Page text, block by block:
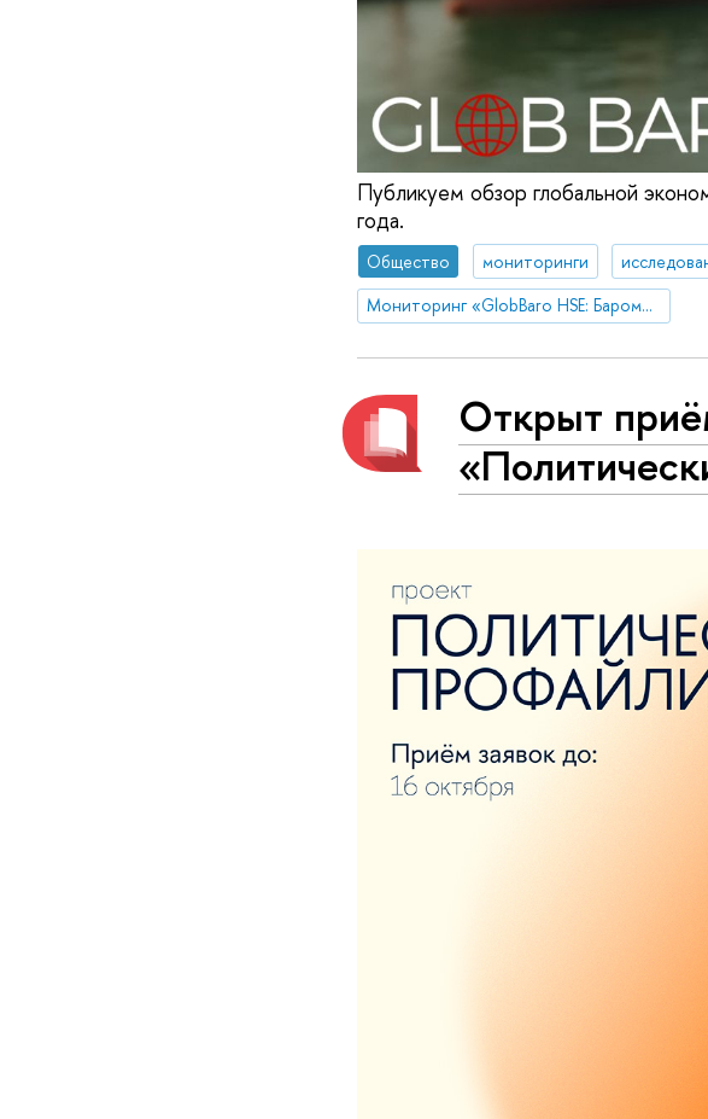
Публикуем обзор глобальной
года.
Общество мониторинги
Мониторинг «GlobBaro HSE: Барометр мировой экономики»
Открыт